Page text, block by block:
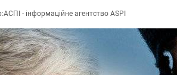
АСПІ - інформаційне агентство ASPI